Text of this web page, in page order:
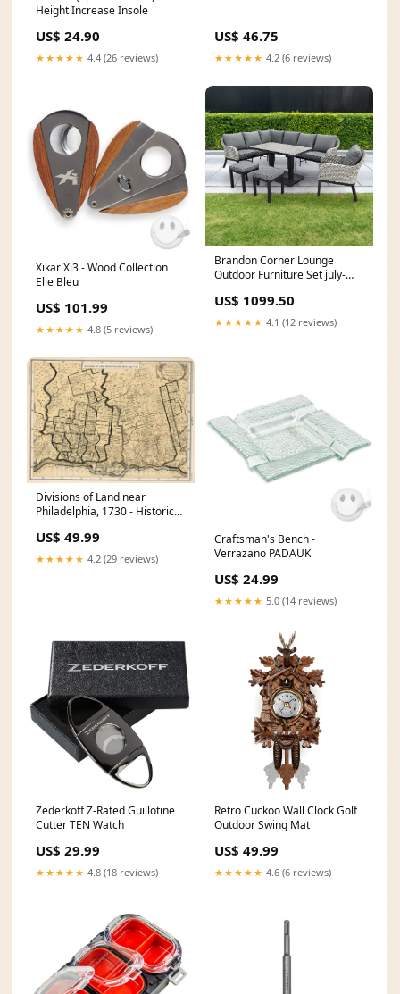
Height Increase Insole
US$ 24.90
★★★★★ 4.4 (26 reviews)
US$ 46.75
★★★★★ 4.2 (6 reviews)
Xikar Xi3 - Wood Collection
Elie Bleu
US$ 101.99
★★★★★ 4.8 (5 reviews)
Brandon Corner Lounge
Outdoor Furniture Set july-
US$ 1099.50
★★★★★ 4.1 (12 reviews)
Divisions of Land near
Philadelphia, 1730 - Historical
US$ 49.99
★★★★★ 4.2 (29 reviews)
Craftsman's Bench -
Verrazano PADAUK
US$ 24.99
★★★★★ 5.0 (14 reviews)
Zederkoff Z-Rated Guillotine
Cutter TEN Watch
US$ 29.99
★★★★★ 4.8 (18 reviews)
Retro Cuckoo Wall Clock Golf
Outdoor Swing Mat
US$ 49.99
★★★★★ 4.6 (6 reviews)